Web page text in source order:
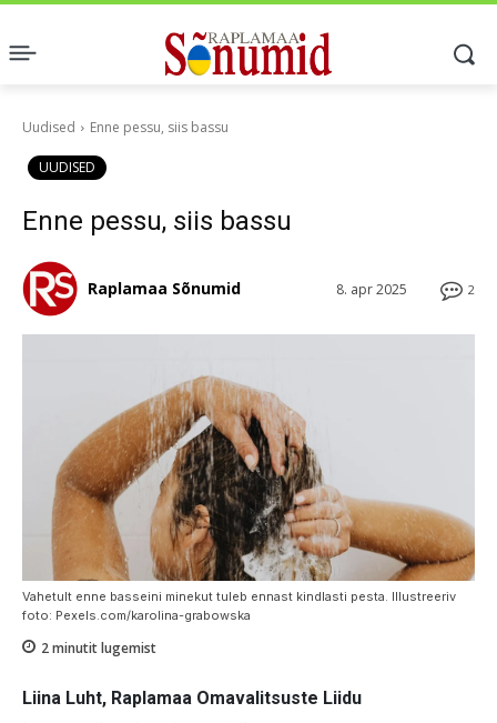
Uudised Enne pessu, siis bassu
UUDISED
Enne pessu, siis bassu
2
8. apr 2025
Raplamaa Sõnumid
Vahetult enne basseini minekut tuleb ennast kindlasti pesta. Illustreeriv
foto: Pexels.com/karolina-grabowska
2minutit lugemist
Liina Luht, Raplamaa Omavalitsuste Liidu